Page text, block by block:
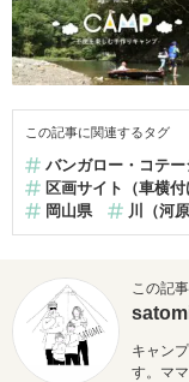
この記事に関連するタグ
バンガロー・コテー
区画サイト（車横付
岡山県
川（河原
この記
キャン
す。 マ